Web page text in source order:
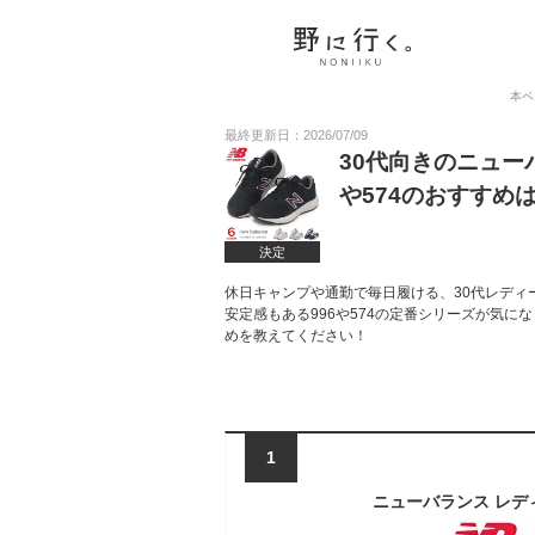
本
最終更新日：2026/07/09
決定
30代向きのニュー
や574のおすすめ
休日キャンプや通勤で毎日履ける、30代レデ
安定感もある996や574の定番シリーズが気に
めを教えてください！
1